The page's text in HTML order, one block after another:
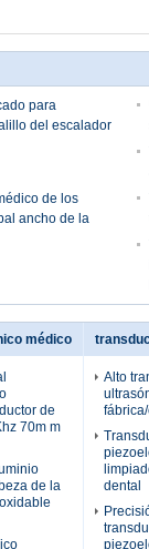
para
del escalador
de los
ancho de la
médico
de
70m m
de la
Alto
dental